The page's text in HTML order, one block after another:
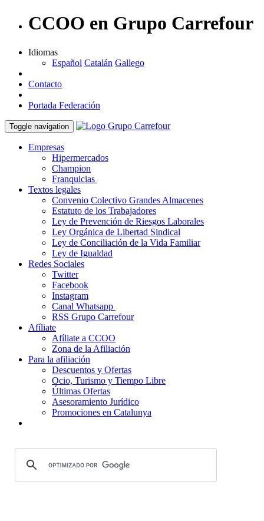
CCOO en Grupo Carrefour
Idiomas
Español Catalán Gallego
Contacto
Portada Federación
Toggle navigation
Empresas
Hipermercados
Champion
Franquicias
Textos legales
Convenio Colectivo Grandes Almacenes
Estatuto de los Trabajadores
Ley de Prevención de Riesgos Laborales
Ley Orgánica de Libertad Sindical
Ley de Conciliación de la Vida Familiar
Ley de Igualdad
Redes Sociales
Twitter
Facebook
Instagram
Canal Whatsapp
RSS Grupo Carrefour
Afíliate
Afíliate a CCOO
Zona de la Afiliación
Para la afiliación
Descuentos y Ofertas
Ocio, Turismo y Tiempo Libre
Últimas Ofertas
Asesoramiento Jurídico
Promociones en Catalunya